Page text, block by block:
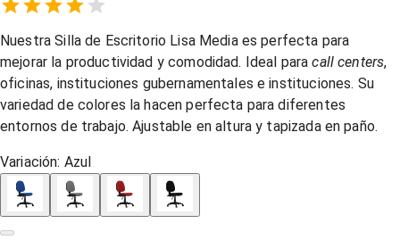
1 Star,
2 Stars,
3 Stars,
4 Stars,
5 Stars,
Nuestra Silla de Escritorio Lisa Media es perfecta para
mejorar la productividad y comodidad. Ideal paracall centers,
oficinas, instituciones gubernamentales e instituciones. Su
variedad de colores la hacen perfecta para diferentes
entornos de trabajo. Ajustable en altura y tapizada en paño.
Variación: Azul